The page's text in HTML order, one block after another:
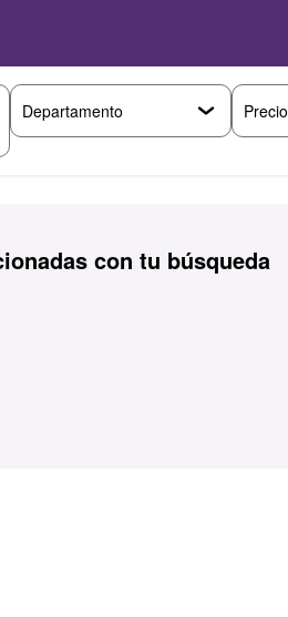
Precio
con tu búsqueda